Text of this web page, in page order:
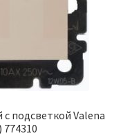
подсветкой Valena
774310